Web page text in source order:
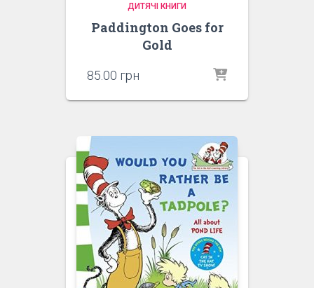
ДИТЯЧІ КНИГИ
Paddington Goes for
Gold
85.00 грн